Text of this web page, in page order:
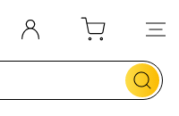
offerts !